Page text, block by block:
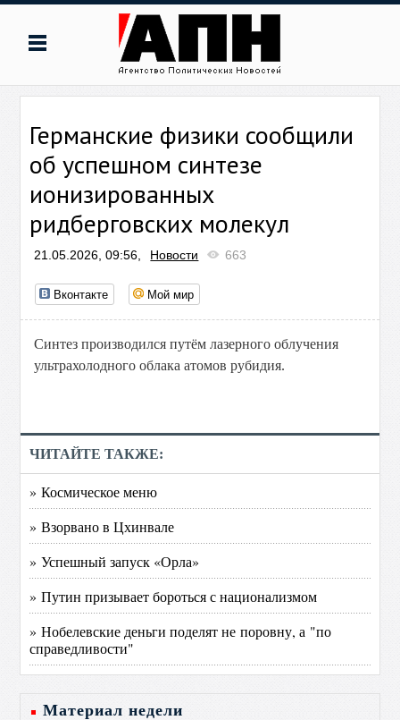
Германские физики сообщили
об успешном синтезе
ионизированных
ридберговских молекул
21.05.2026, 09:56, Новости 663
Вконтакте Мой мир
Синтез производился путём лазерного облучения
ультрахолодного облака атомов рубидия.
ЧИТАЙТЕ ТАКЖЕ:
» Космическое меню
» Взорвано в Цхинвале
» Успешный запуск «Орла»
» Путин призывает бороться с национализмом
» Нобелевские деньги поделят не поровну, а "по
справедливости"
Материал недели